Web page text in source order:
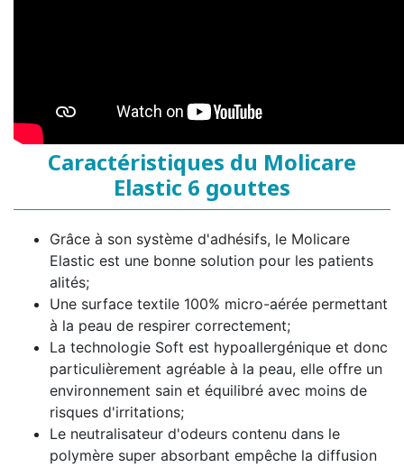
Caractéristiques du Molicare
Elastic 6 gouttes
Grâce à son système d'adhésifs, le Molicare
Elastic est une bonne solution pour les patients
alités;
Une surface textile 100% micro-aérée permettant
à la peau de respirer correctement;
La technologie Soft est hypoallergénique et donc
particulièrement agréable à la peau, elle offre un
environnement sain et équilibré avec moins de
risques d'irritations;
Le neutralisateur d'odeurs contenu dans le
polymère super absorbant empêche la diffusion